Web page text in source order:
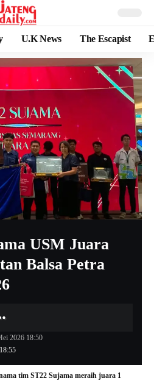
U.K News The Escapist
USM Juara
Balsa Petra
2026 18:50
tim ST22 Sujama meraih juara 1